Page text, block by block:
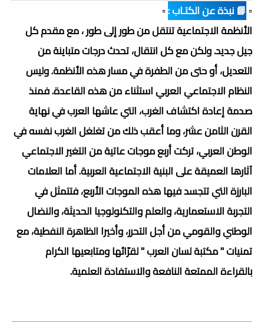
▫️📘 نبذة عن الكتـاب :▫️
الأنظمة الاجتماعية تنتقل من طور إلى طور ، مع مقدم كل
جيل جديد. ولكن مع كل انتقال، تحدث درجات متباينة من
التعديل، أو حتى من الطفرة في مسار هذه الأنظمة. وليس
النظام الاجتماعي العربي استثناء من هذه القاعدة. فمنذ
صدمة إعادة اكتشاف الغرب، التي عاشها العرب في نهاية
القرن الثامن عشر، وما أعقب ذلك من تغلغل الغرب نفسه في
الوطن العربي، تركت أربع موجات عاتية من التغير الاجتماعي
آثارها العميقة على البنية الاجتماعية العربية. أما العلامات
البارزة التي تتجسد فيها هذه الموجات الأربع، فتتمثل في
التجربة الاستعمارية، والعلم والتكنولوجيا الحديثة، والنضال
الوطني والقومي من أجل التحرر، وأخيرا الظاهرة النفطية، مع
تمنيات " مكتبة لسان العرب " لقرّائها ومتابعيها الكرام
بالقراءة الممتعة النافعة والاستفادة العلمية.